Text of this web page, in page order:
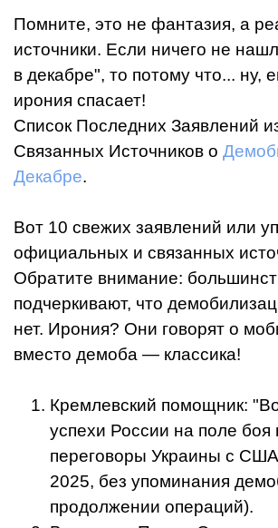
Помните, это не фантазия, а
источники. Если ничего не
в декабре", то потому что... ну,
ирония спасает!
Список Последних Заявлений
Связанных Источников о
Декабре.
Вот 10 свежих заявлений или
официальных и связанных
Обратите внимание:
подчеркивают, что
нет. Ирония? Они говорят о
вместо демоба — классика!
Кремлевский помощник:
успехи России на поле боя
переговоры Украины с
2025, без упоминания
продолжении операций).